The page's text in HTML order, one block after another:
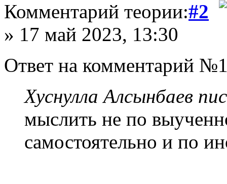
Комментарий теории:#2
» 17 май 2023, 13:30
Ответ на комментарий
Хуснулла Алсынбаев
мыслить не по
самостоятельно и по